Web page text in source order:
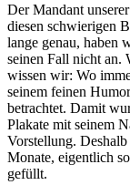
Der Mandant unserer
diesen schwierigen
lange genau, haben
seinen Fall nicht an.
wissen wir: Wo
seinem feinen
betrachtet. Damit
Plakate mit seinem
Vorstellung.
Monate, eigentlich
gefüllt.